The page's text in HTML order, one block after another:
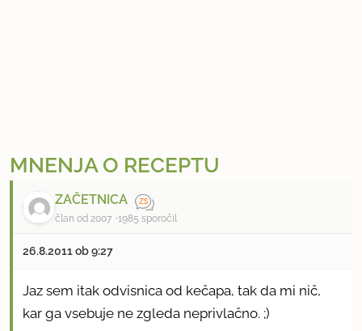
MNENJA O RECEPTU
ZAČETNICA
član od 2007 1985 sporočil
26.8.2011 ob 9:27
Jaz sem itak odvisnica od kečapa, tak da mi nič,
kar ga vsebuje ne zgleda neprivlačno. ;)